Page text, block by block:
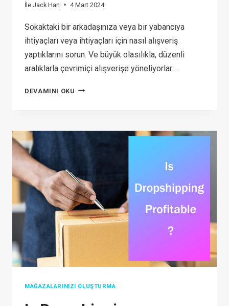
İle Jack Han 4 Mart 2024
Sokaktaki bir arkadaşınıza veya bir yabancıya
ihtiyaçları veya ihtiyaçları için nasıl alışveriş
yaptıklarını sorun. Ve büyük olasılıkla, düzenli
aralıklarla çevrimiçi alışverişe yöneliyorlar…
DEVAMINI OKU ÇEVRIMIÇI
AÇILIR:
+
KAÇINILMASI
GEREKEN
HATALAR
MAĞAZALARINIZI OLUŞTURMA